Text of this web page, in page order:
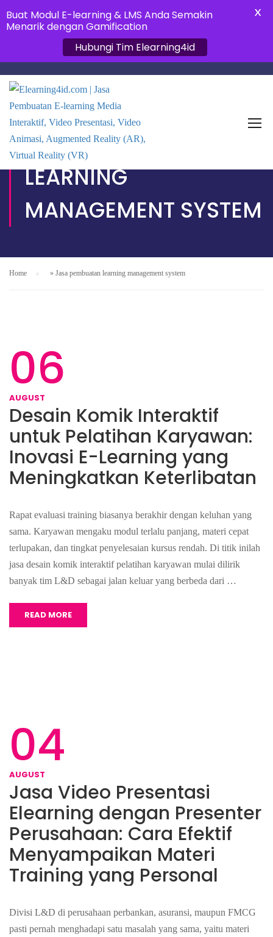
JASA PEMBUATAN
LEARNING
MANAGEMENT SYSTEM
Home » Jasa pembuatan learning management system
06
AUGUST
Desain Komik Interaktif
untuk Pelatihan Karyawan:
Inovasi E-Learning yang
Meningkatkan Keterlibatan
Rapat evaluasi training biasanya berakhir dengan keluhan yang
sama. Karyawan mengaku modul terlalu panjang, materi cepat
terlupakan, dan tingkat penyelesaian kursus rendah. Di titik inilah
jasa desain komik interaktif pelatihan karyawan mulai dilirik
banyak tim L&D sebagai jalan keluar yang berbeda dari …
READ MORE
04
AUGUST
Jasa Video Presentasi
Elearning dengan Presenter
Perusahaan: Cara Efektif
Menyampaikan Materi
Training yang Personal
Divisi L&D di perusahaan perbankan, asuransi, maupun FMCG
pasti pernah menghadapi satu masalah yang sama, yaitu materi
Buat Modul E-learning & LMS Anda Semakin
Menarik dengan Gamification
Hubungi Tim Elearning4id
X